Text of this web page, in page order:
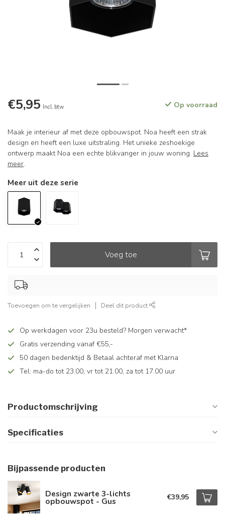
€5,95 Incl. btw Op voorraad
Maak je interieur af met deze opbouwspot. Noa heeft een strak
design en heeft een luxe uitstraling. Het unieke zeshoekige
ontwerp maakt Noa een echte blikvanger in jouw woning. Lees
meer.
Meer uit deze serie
Voeg toe
Toevoegen om te vergelijken Deel dit product
Op werkdagen voor 23u besteld? Morgen verwacht*
Gratis verzending vanaf €55,-
50 dagen bedenktijd & Betaal achteraf met Klarna
Tel: ma-do tot 23.00, vr tot 21.00, za tot 17.00 uur
Productomschrijving
Specificaties
Bijpassende producten
Design zwarte 3-lichts
opbouwspot - Gus €39,95